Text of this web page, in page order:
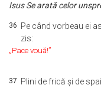
Isus Se arată celor
36 Pe când vorbeau ei
zis:
„Pace vouă!”
37 Plini de frică şi de